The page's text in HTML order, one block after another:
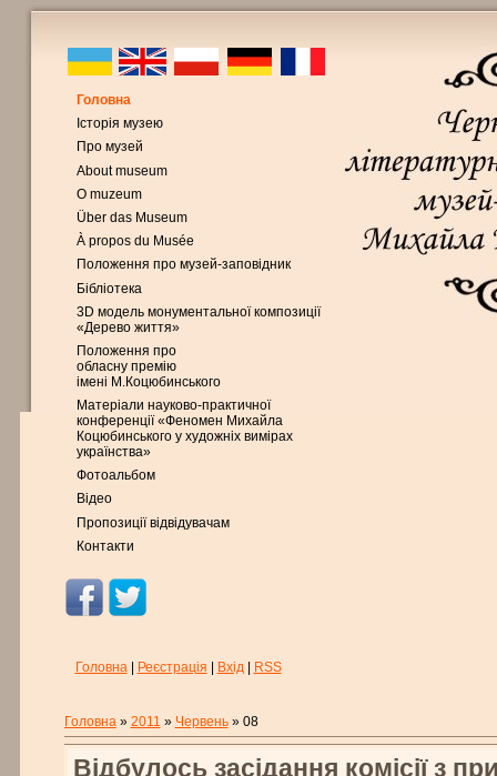
Головна
Історія музею
Про музей
About museum
O muzeum
Über das Museum
À propos du Musée
Положення про музей-заповідник
Бібліотека
3D модель монументальної композиції
«Дерево життя»
Положення про
обласну премію
імені М.Коцюбинського
Матеріали науково-практичної
конференції «Феномен Михайла
Коцюбинського у художніх вимірах
українства»
Фотоальбом
Відео
Пропозиції відвідувачам
Контакти
Головна| Реєстрація Вхід| RSS
Головна» 2011 » Червень » 08
Відбулось засідання комісії з